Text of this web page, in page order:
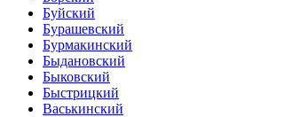
Буйский
Бурашевский
Бурмакинский
Быдановский
Быковский
Быстрицкий
Васькинский